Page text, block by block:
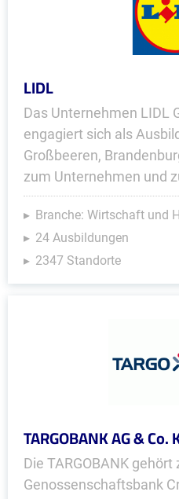
LIDL
Das Unternehmen LIDL
engagiert sich als
Großbeeren,
zum Unternehmen und
Branche: Wirtschaft und
24 Ausbildungen
2347 Standorte
TARGOBANK AG & Co.
Die TARGOBANK
Genossenschaftsbank